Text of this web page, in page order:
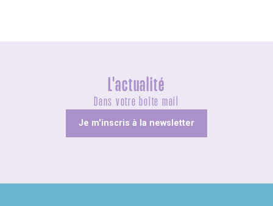
L'actualité
Dans votre boîte mail
Je m'inscris à la newsletter